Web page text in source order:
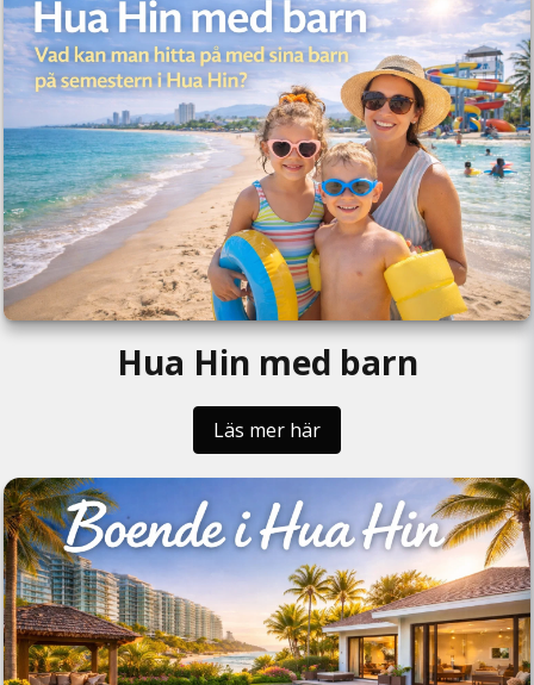
Hua Hin med barn
Läs mer här